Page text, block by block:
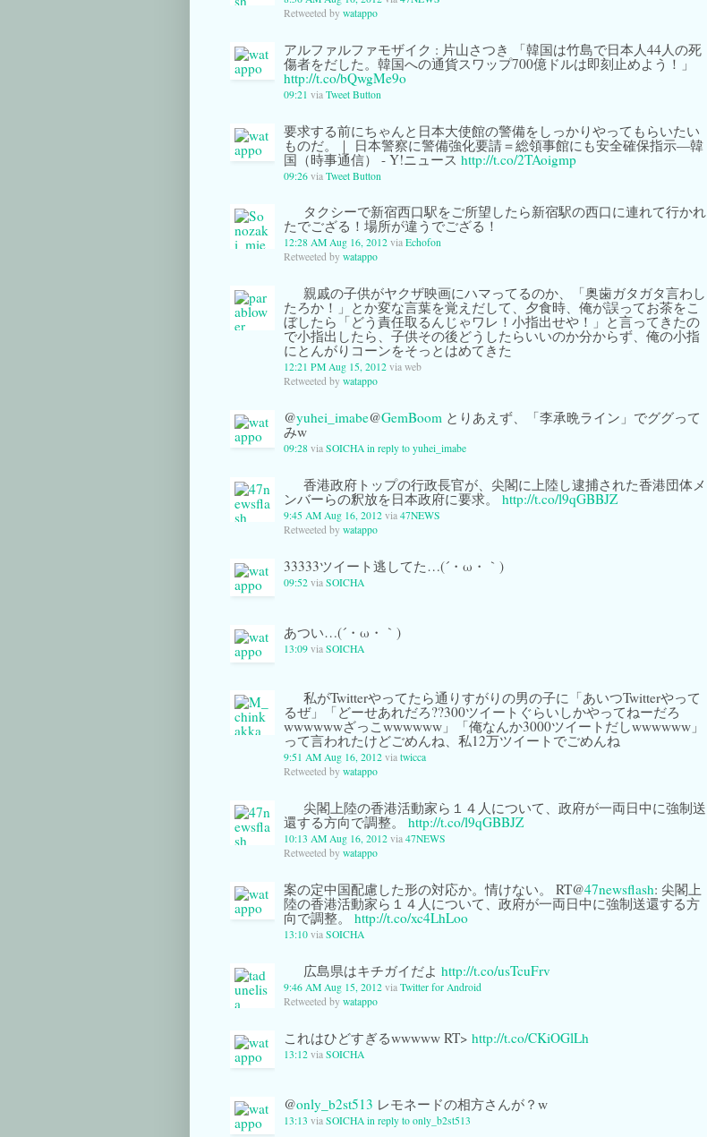
Retweeted by watappo
アルファルファモザイク : 片山さつき 「韓国は竹島で日本人44人の死
傷者をだした。韓国への通貨スワップ700億ドルは即刻止めよう！」
http://t.co/bQwgMe9o
09:21 via Tweet Button
要求する前にちゃんと日本大使館の警備をしっかりやってもらいたい
ものだ。｜ 日本警察に警備強化要請＝総領事館にも安全確保指示―韓
国（時事通信） - Y!ニュース http://t.co/2TAoigmp
09:26 via Tweet Button
タクシーで新宿西口駅をご所望したら新宿駅の西口に連れて行かれ
たでござる！場所が違うでござる！
12:28 AM Aug 16, 2012 via Echofon
Retweeted by watappo
親戚の子供がヤクザ映画にハマってるのか、「奥歯ガタガタ言わし
たろか！」とか変な言葉を覚えだして、夕食時、俺が誤ってお茶をこ
ぼしたら「どう責任取るんじゃワレ！小指出せや！」と言ってきたの
で小指出したら、子供その後どうしたらいいのか分からず、俺の小指
にとんがりコーンをそっとはめてきた
12:21 PM Aug 15, 2012 via web
Retweeted by watappo
@yuhei_imabe@GemBoom とりあえず、「李承晩ライン」でググって
みw
09:28 via SOICHA in reply to yuhei_imabe
香港政府トップの行政長官が、尖閣に上陸し逮捕された香港団体メ
ンバーらの釈放を日本政府に要求。 http://t.co/l9qGBBJZ
9:45 AM Aug 16, 2012 via 47NEWS
Retweeted by watappo
33333ツイート逃してた…(´・ω・｀)
09:52 via SOICHA
あつい…(´・ω・｀)
13:09 via SOICHA
私がTwitterやってたら通りすがりの男の子に「あいつTwitterやって
るぜ」「どーせあれだろ??300ツイートぐらいしかやってねーだろ
wwwwwwざっこwwwwww」「俺なんか3000ツイートだしwwwwww」
って言われたけどごめんね、私12万ツイートでごめんね
9:51 AM Aug 16, 2012 via twicca
Retweeted by watappo
尖閣上陸の香港活動家ら１４人について、政府が一両日中に強制送
還する方向で調整。 http://t.co/l9qGBBJZ
10:13 AM Aug 16, 2012 via 47NEWS
Retweeted by watappo
案の定中国配慮した形の対応か。情けない。 RT@47newsflash: 尖閣上
陸の香港活動家ら１４人について、政府が一両日中に強制送還する方
向で調整。 http://t.co/xc4LhLoo
13:10 via SOICHA
広島県はキチガイだよ http://t.co/usTcuFrv
9:46 AM Aug 15, 2012 via Twitter for Android
Retweeted by watappo
これはひどすぎるwwwww RT> http://t.co/CKiOGlLh
13:12 via SOICHA
@only_b2st513 レモネードの相方さんが？w
13:13 via SOICHA in reply to only_b2st513